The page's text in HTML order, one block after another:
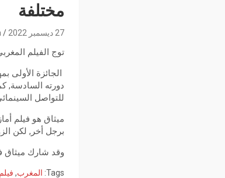
مختلفة
27 ديسمبر 2022
توج الفيلم
الجائزة الأولى
دورته السادسة,
للتواصل
ميثاق هو فيلم
برجل أخر, لكن
وقد شارك ميثاق
Tags: المغرب,